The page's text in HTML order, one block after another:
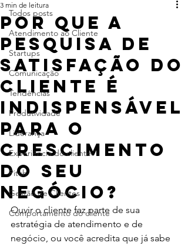
Todos posts
Atendimento ao Cliente
Startups
Comunicação
Tendências
Produtividade
Liderança
Experiência do cliente
Pitch
Gestão de Clientes
Comportamento do cliente
Por que a
pesquisa de
satisfação do
cliente é
indispensável
para o
crescimento
do seu
negócio?
3 min de leitura
Ouvir o cliente faz parte de sua
estratégia de atendimento e de
negócio, ou você acredita que já sabe